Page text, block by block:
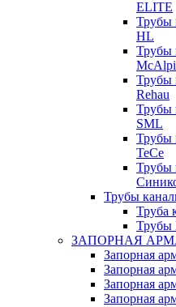
ELITE
Трубы
HL
Трубы
Трубы
Rehau
Трубы
SML
Трубы
TeCe
Трубы
Трубы
Труба
Трубы
ЗАПОРНАЯ
Запорная
Запорная
Запорная
Запорная